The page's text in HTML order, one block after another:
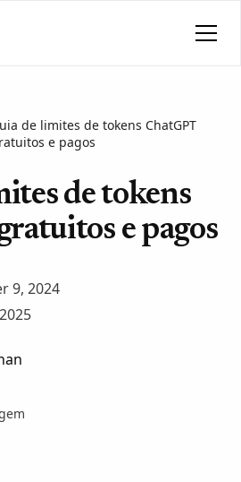
de limites de tokens ChatGPT
e pagos
de tokens
e pagos
9, 2024